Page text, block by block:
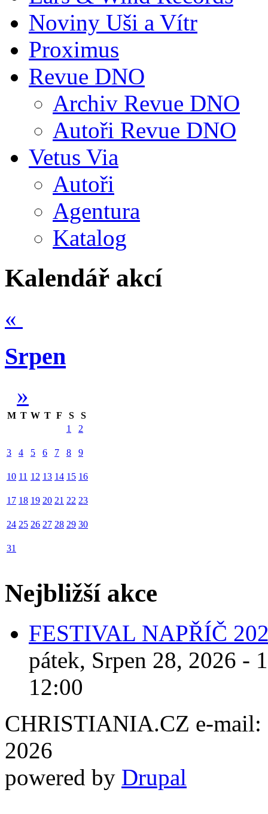
Noviny Uši a Vítr
Proximus
Revue DNO
Archiv Revue DNO
Autoři Revue DNO
Vetus Via
Autoři
Agentura
Katalog
Kalendář akcí
«
Srpen
»
M T W T F S
S
1
2
3 4 5 6 7 8 9
10 11 12 13 14 15 16
17 18 19 20 21 22 23
24 25 26 27 28 29 30
31
Nejbližší akce
FESTIVAL NAPŘÍČ
pátek, Srpen 28, 2026 -
12:00
CHRISTIANIA.CZ e-mail:
2026
powered by Drupal